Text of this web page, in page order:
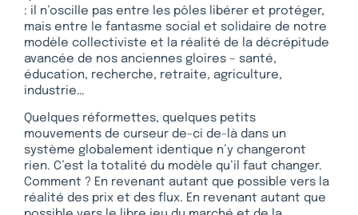
: il n’oscille pas entre les pôles libérer et protéger,
mais entre le fantasme social et solidaire de notre
modèle collectiviste et la réalité de la décrépitude
avancée de nos anciennes gloires – santé,
éducation, recherche, retraite, agriculture,
industrie…
Quelques réformettes, quelques petits
mouvements de curseur de-ci de-là dans un
système globalement identique n’y changeront
rien. C’est la totalité du modèle qu’il faut changer.
Comment ? En revenant autant que possible vers la
réalité des prix et des flux. En revenant autant que